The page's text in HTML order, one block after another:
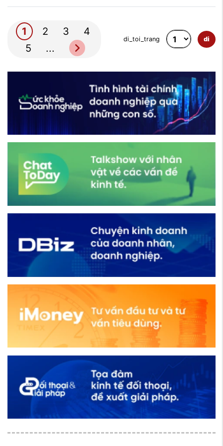
và Phường Phúc Lợi Thành ...
thể cán bộ y bác sĩ của Hội Đông y
thành phố Hà Nội phối hợp cùng Hội
đông y các xã, phường và các chi hội
bàn Hà Nội ...
1 2 3
4
5
...
di_toi_trang di